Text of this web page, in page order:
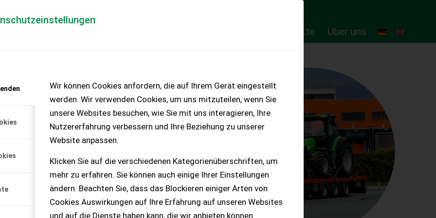
Wir können Cookies anfordern, die auf Ihrem Gerät eingestellt
werden. Wir verwenden Cookies, um uns mitzuteilen, wenn Sie
unsere Websites besuchen, wie Sie mit uns interagieren, Ihre
Nutzererfahrung verbessern und Ihre Beziehung zu unserer
Website anpassen.
Klicken Sie auf die verschiedenen Kategorienüberschriften, um
mehr zu erfahren. Sie können auch einige Ihrer Einstellungen
ändern. Beachten Sie, dass das Blockieren einiger Arten von
Cookies Auswirkungen auf Ihre Erfahrung auf unseren Websites
und auf die Dienste haben kann, die wir anbieten können.
Online-Produkte Über uns
– KEINE
Ca. 140 Stk., B: 150, T:
46 Stk. verschiedene
Fixpreis. Ca. 14 Stk., B:
€ 4,50 pro Stk., Fixpreis.
keine Fragen,
Anfragen.